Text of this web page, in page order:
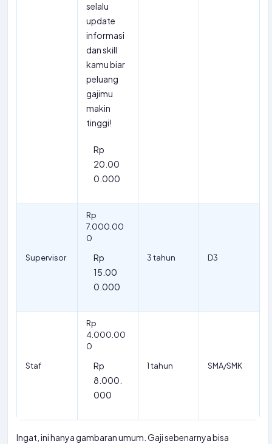
selalu
update
informasi
dan skill
kamu biar
peluang
gajimu
makin
tinggi!
Rp
20.00
0.000
Supervisor
Rp
7.000.00
0
Rp
15.00
0.000
3 tahun D3
Staf
Rp
4.000.00
0
Rp
8.000.
000
1 tahun SMA/SMK
Ingat, ini hanya gambaran umum. Gaji sebenarnya bisa